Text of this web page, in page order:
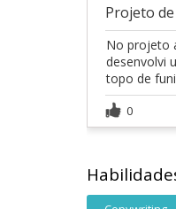
No projeto
desenvolvi
topo de
0